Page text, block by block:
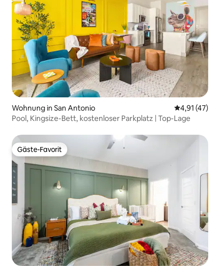
Wohnung in San Antonio
4,91 (47)
Pool, Kingsize-Bett, kostenloser Parkplatz | Top-Lage
Gäste-Favorit
Gäste-Favorit